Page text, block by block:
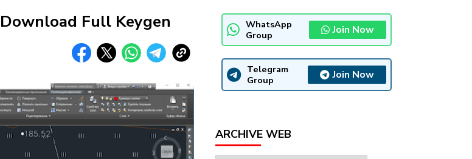
Full Keygen
WhatsApp
Group
Join Now
Telegram
Group
Join Now
ARCHIVE WEB